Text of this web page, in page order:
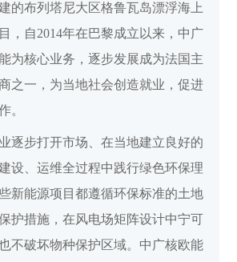
的布列塔尼大区格鲁瓦岛漂浮海上
，自2014年在巴黎成立以来，中广
为核心业务，逐步发展成为法国主
之一，为当地社会创造就业，促进
。
逐步打开市场、在当地建立良好的
设、运维全过程中践行绿色环保理
新能源项目都遵循环保标准的土地
护措施，在风电场矩阵设计中宁可
不破坏物种保护区域。中广核欧能